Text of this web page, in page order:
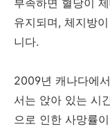
부족하면 혈당이
유지되며, 체지방
니다.
2009년 캐나다에
서는 앉아 있는 시
으로 인한 사망률